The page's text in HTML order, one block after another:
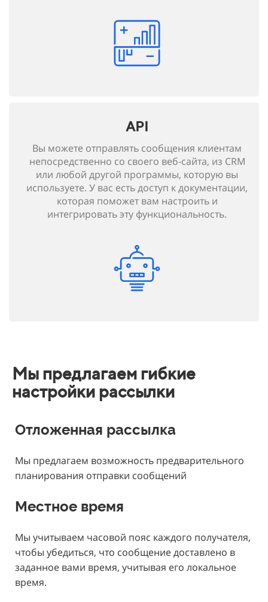
API
Вы можете отправлять сообщения клиентам
непосредственно со своего веб-сайта, из CRM
или любой другой программы, которую вы
используете. У вас есть доступ к документации,
которая поможет вам настроить и
интегрировать эту функциональность.
Мы предлагаем гибкие
настройки рассылки
Отложенная рассылка
Мы предлагаем возможность предварительного
планирования отправки сообщений
Местное время
Мы учитываем часовой пояс каждого получателя,
чтобы убедиться, что сообщение доставлено в
заданное вами время, учитывая его локальное
время.